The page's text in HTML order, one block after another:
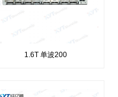
1.6T 单波200